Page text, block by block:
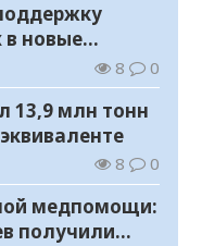
новые
8 0
13,9 млн тонн
8 0
медпомощи:
получили